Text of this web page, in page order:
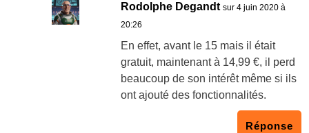
Rodolphe Degandt sur 4 juin 2020 à
20:26
En effet, avant le 15 mais il était
gratuit, maintenant à 14,99 €, il perd
beaucoup de son intérêt même si ils
ont ajouté des fonctionnalités.
Réponse